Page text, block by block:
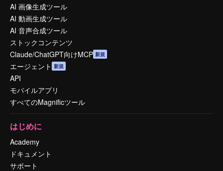
AI 画像生成ツール
AI 動画生成ツール
AI 音声合成ツール
ストックコンテンツ
Claude/ChatGPT向けMCP 新規
エージェント 新規
API
モバイルアプリ
すべてのMagnificツール
はじめに
Academy
ドキュメント
サポート